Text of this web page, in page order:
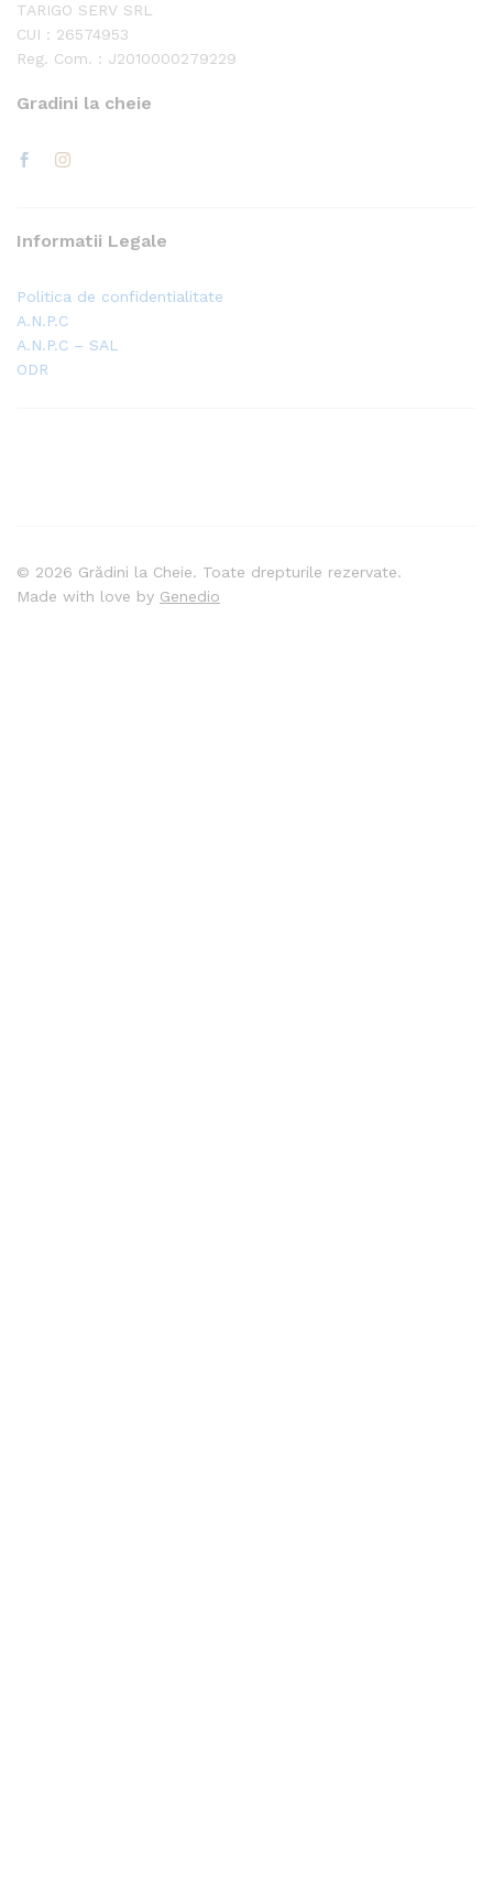
TARIGO SERV SRL
CUI : 26574953
Reg. Com. : J2010000279229
Gradini la cheie
Informatii Legale
Politica de confidentialitate
A.N.P.C
A.N.P.C – SAL
ODR
© 2026 Grădini la Cheie. Toate drepturile rezervate.
Made with love by Genedio